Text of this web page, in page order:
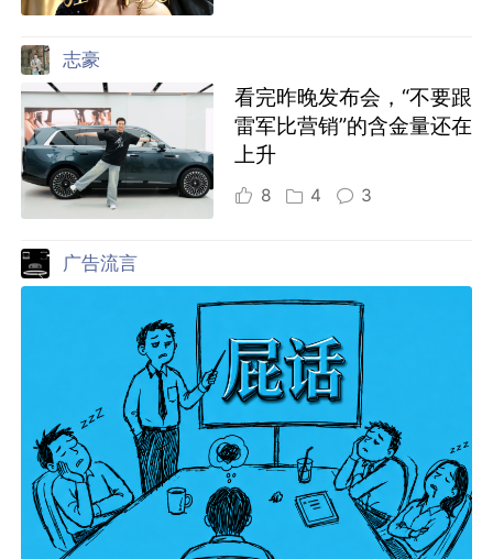
志豪
看完昨晚发布会，“不要跟
雷军比营销”的含金量还在
上升
8 4 3
广告流言